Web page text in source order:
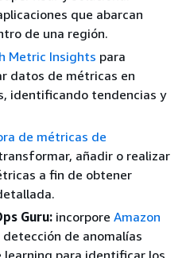
que abarcan
de una región.
Metric Insights para
datos de métricas en
identificando tendencias y
de métricas de
añadir o realizar
a fin de obtener
Guru: incorpore Amazon
detección de anomalías
learning para identificar los